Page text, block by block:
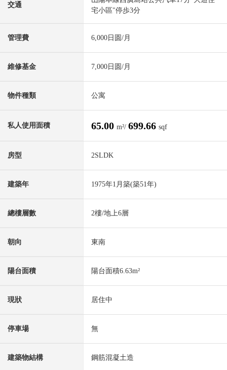
交通
宅小區"停歩3分
管理費 6,000日圆/月
維修基金 7,000日圆/月
物件種類 公寓
私人使用面積 65.00 m²/ 699.66 sqf
房型 2SLDK
建築年 1975年1月築(築51年)
總樓層數 2樓/地上6層
朝向 東南
陽台面積 陽台面積6.63m²
現狀 居住中
停車場 無
建築物結構 鋼筋混凝土造